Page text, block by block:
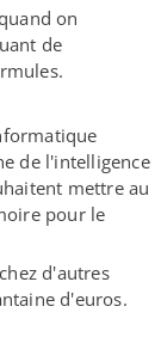
on
de
de l'intelligence
mettre au
pour le
d'autres
d'euros.